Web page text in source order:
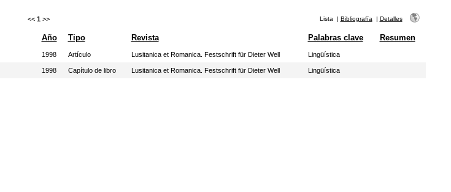
<< 1 >> Lista | Bibliografía | Detalles
Año Tipo Revista Palabras clave Resumen
1998 Artículo Lusitanica et Romanica. Festschrift für Dieter Well Lingüística
1998 Capítulo de libro Lusitanica et Romanica. Festschrift für Dieter Well Lingüística